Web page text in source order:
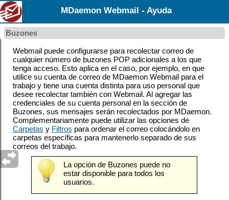
MDaemon Webmail - Ayuda
Buzones
Webmail puede configurarse para recolectar correo de
cualquier número de buzones POP adicionales a los que
tenga acceso. Esto aplica en el caso, por ejemplo, en que
utilice su cuenta de correo de MDaemon Webmail para el
trabajo y tiene una cuenta distinta para uso personal que
desee recolectar también con Webmail. Al agregar las
credenciales de su cuenta personal en la sección de
Buzones, sus mensajes serán recolectados por MDaemon.
Complementariamente puede utilizar las opciones de
Carpetas y Filtros para ordenar el correo colocándolo en
carpetas específicas para mantenerlo separado de sus
correos del trabajo.
La opción de Buzones puede no
estar disponible para todos los
usuarios.